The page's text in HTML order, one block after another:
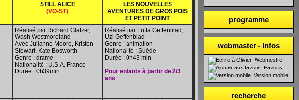
STILL ALICE
(VO-ST)
LES NOUVELLES
AVENTURES DE GROS POIS
ET PETIT POINT
Réalisé par Richard Glatzer,
Wash Westmoreland
Avec Julianne Moore, Kristen
Stewart, Kate Bosworth
Genre : drame
Nationalité : U.S.A, France
Durée : 0h39min
Réalisé par Lotta Geffenblad,
Uzi Geffenblad
Genre : animation
Nationalité : Suéde
Durée : 0h43 min
Pour enfants à partir de 2/3
ans
programme
webmaster - Infos
Webmestre
Favoris
Version mobile
recherche